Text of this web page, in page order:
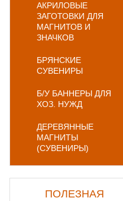
АКРИЛОВЫЕ
ЗАГОТОВКИ ДЛЯ
МАГНИТОВ И
ЗНАЧКОВ
БРЯНСКИЕ
СУВЕНИРЫ
Б/У БАННЕРЫ ДЛЯ
ХОЗ. НУЖД
ДЕРЕВЯННЫЕ
МАГНИТЫ
(СУВЕНИРЫ)
ПОЛЕЗНАЯ